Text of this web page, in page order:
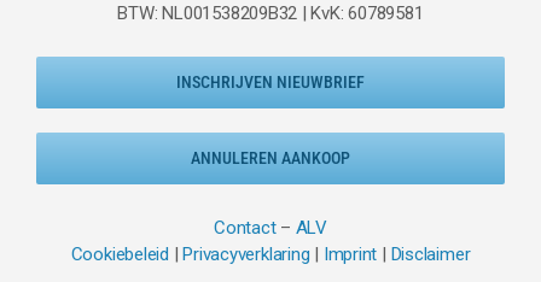
BTW: NL001538209B32 | KvK: 60789581
INSCHRIJVEN NIEUWBRIEF
ANNULEREN AANKOOP
Contact– ALV
Cookiebeleid
Privacyverklaring Imprint Disclaimer